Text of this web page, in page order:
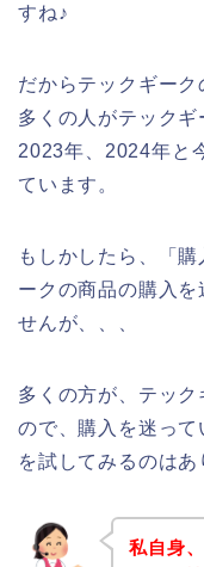
すね♪
だからテックギー
多くの人がテック
2023年、2024年と
ています。
もしかしたら、「
ークの商品の購入を
せんが、、、
多くの方が、テッ
ので、購入を迷っ
を試してみるのは
私自身